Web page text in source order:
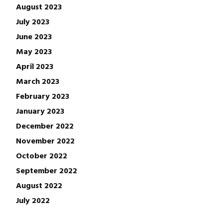
August 2023
July 2023
June 2023
May 2023
April 2023
March 2023
February 2023
January 2023
December 2022
November 2022
October 2022
September 2022
August 2022
July 2022